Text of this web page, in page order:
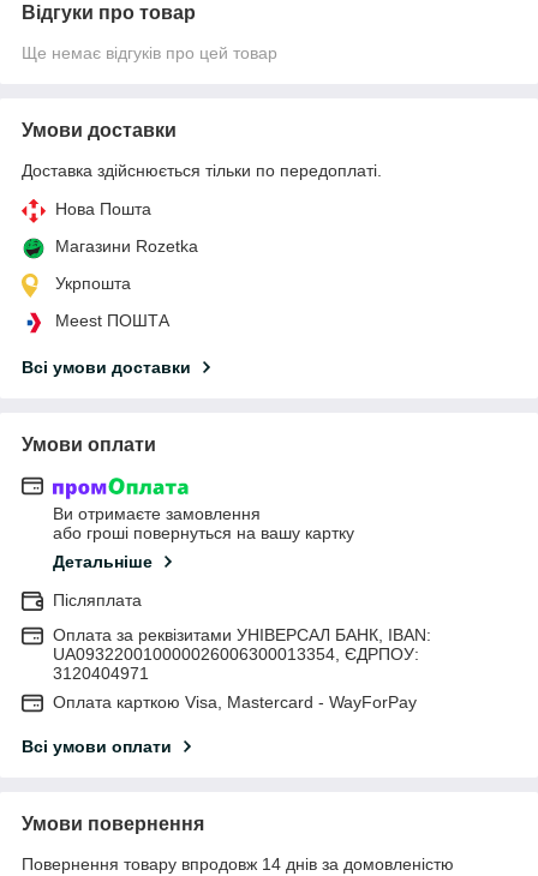
Відгуки про товар
Ще немає відгуків про цей товар
Умови доставки
Доставка здійснюється тільки по передоплаті.
Нова Пошта
Магазини Rozetka
Укрпошта
Meest ПОШТА
Всі умови доставки
Умови оплати
Ви отримаєте замовлення
або гроші повернуться на вашу картку
Детальніше
Післяплата
Оплата за реквізитами УНІВЕРСАЛ БАНК, IBAN:
UA093220010000026006300013354, ЄДРПОУ:
3120404971
Оплата карткою Visa, Mastercard - WayForPay
Всі умови оплати
Умови повернення
Повернення товару впродовж 14 днів за домовленістю